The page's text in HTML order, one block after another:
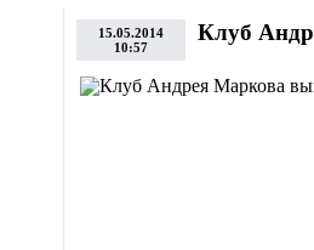
15.05.2014
10:57
Клуб